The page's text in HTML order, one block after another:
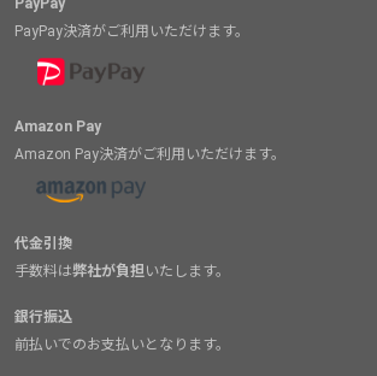
PayPay
PayPay決済がご利用いただけます。
Amazon Pay
Amazon Pay決済がご利用いただけます。
代金引換
手数料は弊社が負担いたします。
銀行振込
前払いでのお支払いとなります。